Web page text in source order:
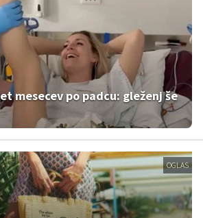
mesecev po padcu: gleženj še
OGLAS